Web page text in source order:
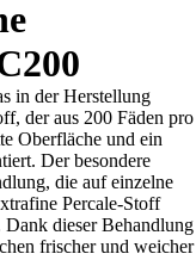
in der Herstellung
der aus 200 Fäden pro
Oberfläche und ein
Der besondere
die auf einzelne
Percale-Stoff
dieser Behandlung
frischer und weicher